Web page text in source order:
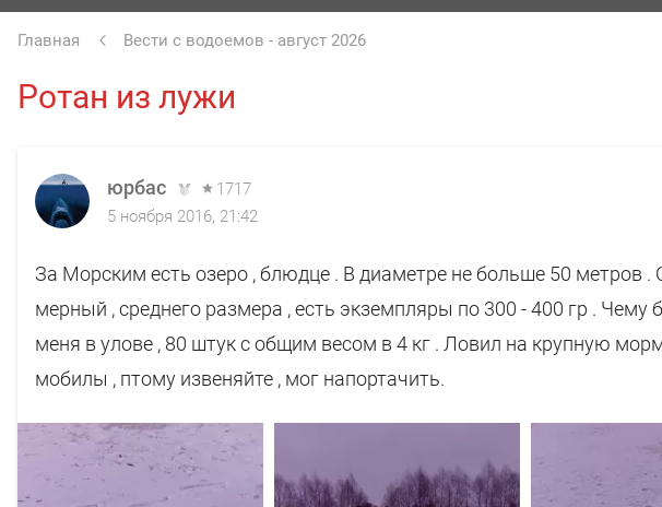
Главная Вести с водоемов - август 2026
Ротан из лужи
юрбас
1717
5 ноября 2016, 21:42
За Морским есть озеро , блюдце . В диаметре не больше 50 метров .
мерный , среднего размера , есть экземпляры по 300 - 400 гр .
меня в улове , 80 штук с общим весом в 4 кг . Ловил на крупную
мобилы , птому извеняйте , мог напортачить.